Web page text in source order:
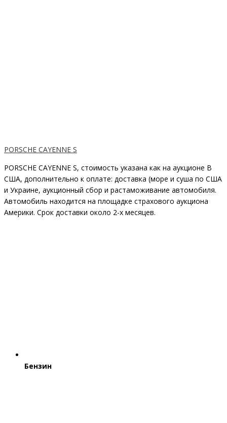
PORSCHE CAYENNE S
PORSCHE CAYENNE S, стоимость указана как на аукционе В
США, дополнительно к оплате: доставка (море и суша по США
и Украине, аукционный сбор и растаможивание автомобиля.
Автомобиль находится на площадке страхового аукциона
Америки. Срок доставки около 2-x месяцев.
Бензин